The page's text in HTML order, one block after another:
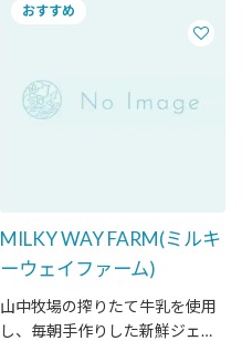
MILKY WAY FARM(ミルキ
ーウェイファーム)
山中牧場の搾りたて牛乳を使用
し、毎朝手作りした新鮮ジェラ